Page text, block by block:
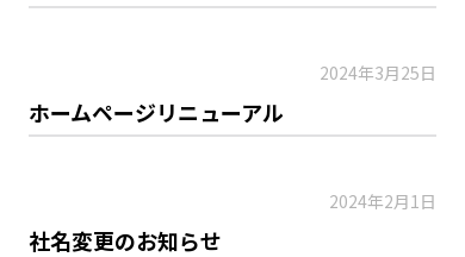
2024年3月25日
ホームページリニューアル
2024年2月1日
社名変更のお知らせ